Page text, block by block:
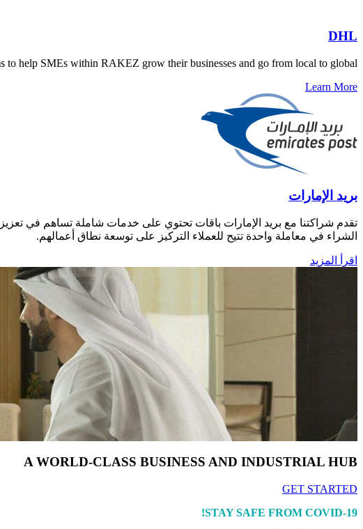
DHL
help SMEs within RAKEZ grow their businesses and go from local to global.
Learn More
بريد الإمارات
تقدم شراكتنا مع بريد الإمارات باقات تحتوي على خدمات شاملة تساهم في تعزيز
الشراء في معاملة واحدة تتيح للعملاء التركيز على توسعة نطاق أعمالهم.
اقرأ المزيد
A WORLD-CLASS BUSINESS AND INDUSTRIAL HUB
GET STARTED
STAY SAFE FROM COVID-19!